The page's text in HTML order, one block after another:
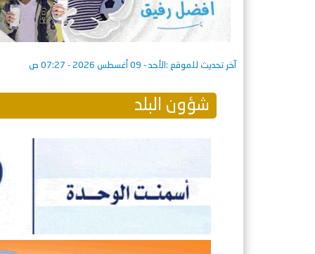
آخر تحديث للموقع : الأحد - 09 أغسطس 2026 - 07:27 ص
شؤون البلد